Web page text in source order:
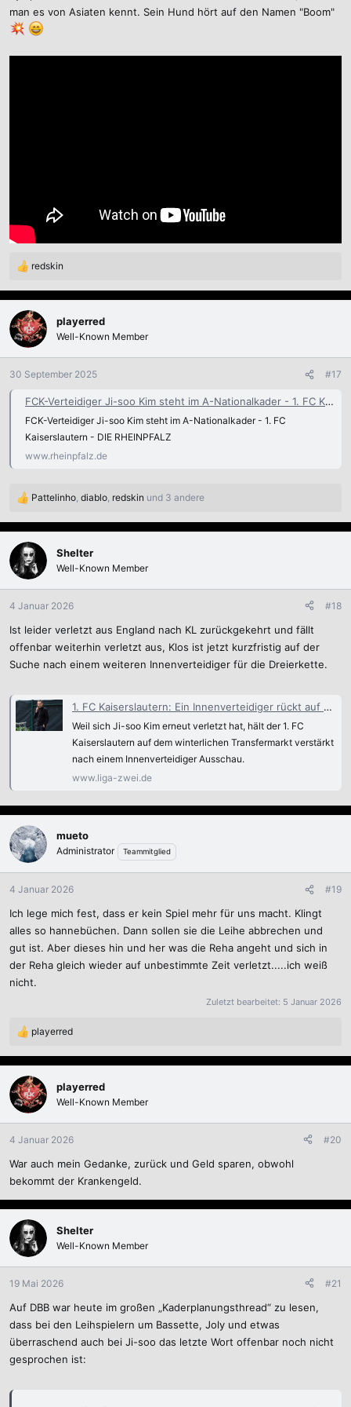
:
man es von Asiaten kennt. Sein Hund hört auf den Namen "Boom"
R
a
k
t
i
o
n
redskin
playerred
Well-Known Member
30 September 2025 #17
FCK-Verteidiger Ji-soo Kim steht im A-Nationalkader - 1. FC Kaiserslautern
FCK-Verteidiger Ji-soo Kim steht im A-Nationalkader - 1. FC
Kaiserslautern - DIE RHEINPFALZ
www.rheinpfalz.de
R
a
k
i
o
n
:
Pattelinho diablo redskin und 3 andere
Shelter
Well-Known Member
4 Januar 2026 #18
Ist leider verletzt aus England nach KL zurückgekehrt und fällt
offenbar weiterhin verletzt aus, Klos ist jetzt kurzfristig auf der
Suche nach einem weiteren Innenverteidiger für die Dreierkette.
1. FC Kaiserslautern: Ein Innenverteidiger rückt auf der Pioritätenliste nach oben
Weil sich Ji-soo Kim erneut verletzt hat, hält der 1. FC
Kaiserslautern auf dem winterlichen Transfermarkt verstärkt
nach einem Innenverteidiger Ausschau.
www.liga-zwei.de
mueto
Administrator Teammitglied
4 Januar 2026 #19
Ich lege mich fest, dass er kein Spiel mehr für uns macht. Klingt
alles so hannebüchen. Dann sollen sie die Leihe abbrechen und
gut ist. Aber dieses hin und her was die Reha angeht und sich in
der Reha gleich wieder auf unbestimmte Zeit verletzt.....ich weiß
nicht.
Zuletzt bearbeitet: 5 Januar 2026
R
a
k
t
i
o
n
:
playerred
playerred
Well-Known Member
4 Januar 2026 #20
War auch mein Gedanke, zurück und Geld sparen, obwohl
bekommt der Krankengeld.
Shelter
Well-Known Member
19 Mai 2026 #21
Auf DBB war heute im großen „Kaderplanungsthread“ zu lesen,
dass bei den Leihspielern um Bassette, Joly und etwas
überraschend auch bei Ji-soo das letzte Wort offenbar noch nicht
gesprochen ist: